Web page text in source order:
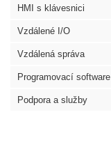
HMI s klávesnici
Vzdálené I/O
Vzdálená správa
Programovací software
Podpora a služby